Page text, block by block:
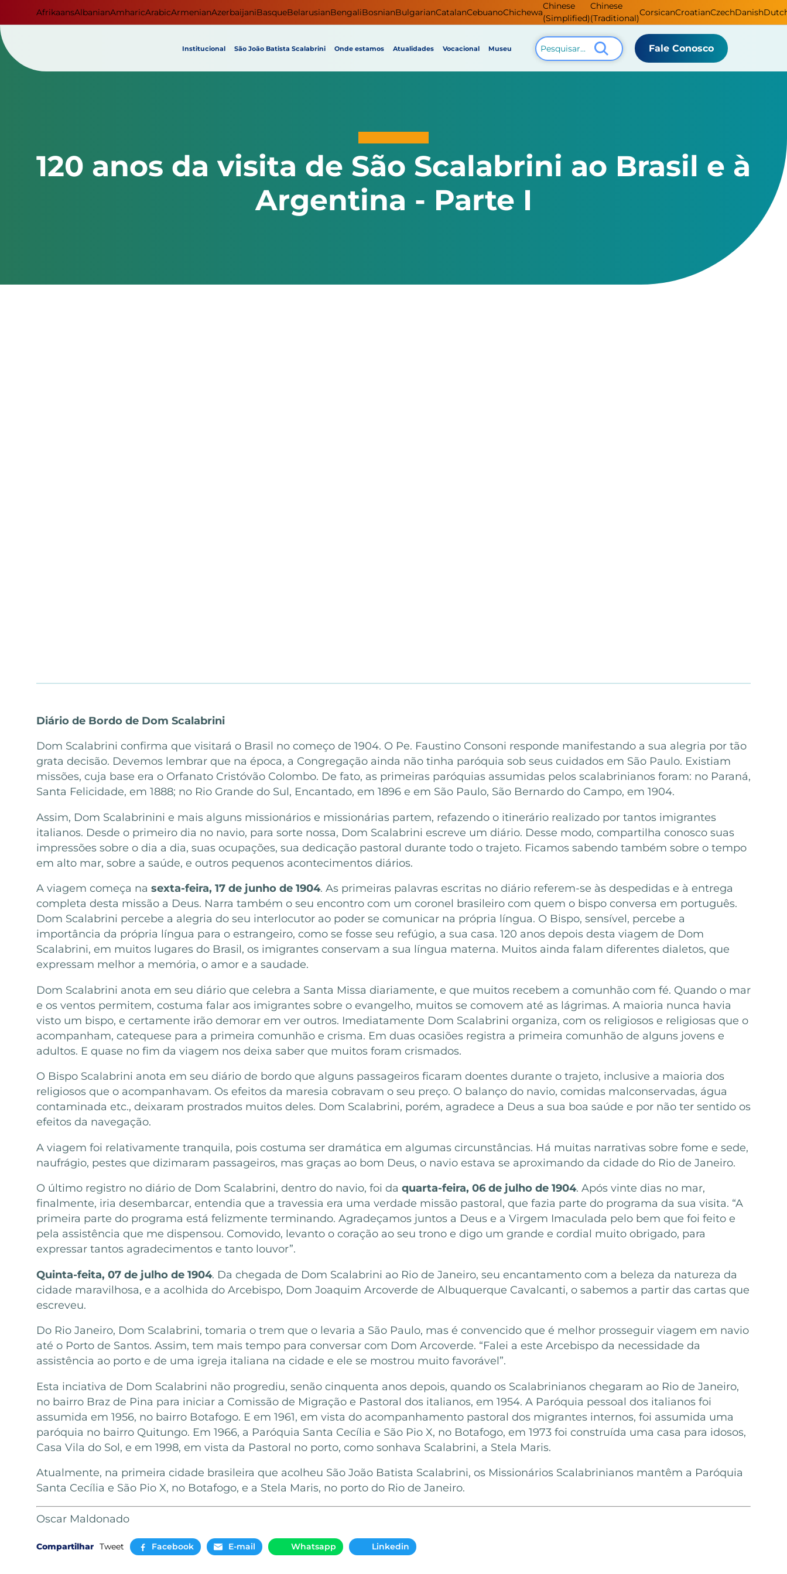
AfrikaansAlbanianAmharicArabicArmenianAzerbaijaniBasqueBelarusianBengaliBosnianBulgarianCatalanCebuanoChichewa
Chinese
(Simplified)
Chinese
(Traditional)
CorsicanCroatianCzechDanish
Institucional São João Batista Scalabrini Onde estamos Atualidades Vocacional Museu Fale Conosco
120 anos da visita de São Scalabrini ao Brasil e à
Argentina - Parte I
Diário de Bordo de Dom Scalabrini
Dom Scalabrini confirma que visitará o Brasil no começo de 1904. O Pe. Faustino Consoni responde manifestando a sua alegria por tão
grata decisão. Devemos lembrar que na época, a Congregação ainda não tinha paróquia sob seus cuidados em São Paulo. Existiam
missões, cuja base era o Orfanato Cristóvão Colombo. De fato, as primeiras paróquias assumidas pelos scalabrinianos foram: no Paraná,
Santa Felicidade, em 1888; no Rio Grande do Sul, Encantado, em 1896 e em São Paulo, São Bernardo do Campo, em 1904.
Assim, Dom Scalabrinini e mais alguns missionários e missionárias partem, refazendo o itinerário realizado por tantos imigrantes
italianos. Desde o primeiro dia no navio, para sorte nossa, Dom Scalabrini escreve um diário. Desse modo, compartilha conosco suas
impressões sobre o dia a dia, suas ocupações, sua dedicação pastoral durante todo o trajeto. Ficamos sabendo também sobre o tempo
em alto mar, sobre a saúde, e outros pequenos acontecimentos diários.
A viagem começa na sexta-feira, 17 de junho de 1904. As primeiras palavras escritas no diário referem-se às despedidas e à entrega
completa desta missão a Deus. Narra também o seu encontro com um coronel brasileiro com quem o bispo conversa em português.
Dom Scalabrini percebe a alegria do seu interlocutor ao poder se comunicar na própria língua. O Bispo, sensível, percebe a
importância da própria língua para o estrangeiro, como se fosse seu refúgio, a sua casa. 120 anos depois desta viagem de Dom
Scalabrini, em muitos lugares do Brasil, os imigrantes conservam a sua língua materna. Muitos ainda falam diferentes dialetos, que
expressam melhor a memória, o amor e a saudade.
Dom Scalabrini anota em seu diário que celebra a Santa Missa diariamente, e que muitos recebem a comunhão com fé. Quando o mar
e os ventos permitem, costuma falar aos imigrantes sobre o evangelho, muitos se comovem até as lágrimas. A maioria nunca havia
visto um bispo, e certamente irão demorar em ver outros. Imediatamente Dom Scalabrini organiza, com os religiosos e religiosas que o
acompanham, catequese para a primeira comunhão e crisma. Em duas ocasiões registra a primeira comunhão de alguns jovens e
adultos. E quase no fim da viagem nos deixa saber que muitos foram crismados.
O Bispo Scalabrini anota em seu diário de bordo que alguns passageiros ficaram doentes durante o trajeto, inclusive a maioria dos
religiosos que o acompanhavam. Os efeitos da maresia cobravam o seu preço. O balanço do navio, comidas malconservadas, água
contaminada etc., deixaram prostrados muitos deles. Dom Scalabrini, porém, agradece a Deus a sua boa saúde e por não ter sentido os
efeitos da navegação.
A viagem foi relativamente tranquila, pois costuma ser dramática em algumas circunstâncias. Há muitas narrativas sobre fome e sede,
naufrágio, pestes que dizimaram passageiros, mas graças ao bom Deus, o navio estava se aproximando da cidade do Rio de Janeiro.
O último registro no diário de Dom Scalabrini, dentro do navio, foi da quarta-feira, 06 de julho de 1904. Após vinte dias no mar,
finalmente, iria desembarcar, entendia que a travessia era uma verdade missão pastoral, que fazia parte do programa da sua visita. “A
primeira parte do programa está felizmente terminando. Agradeçamos juntos a Deus e a Virgem Imaculada pelo bem que foi feito e
pela assistência que me dispensou. Comovido, levanto o coração ao seu trono e digo um grande e cordial muito obrigado, para
expressar tantos agradecimentos e tanto louvor”.
Quinta-feita, 07 de julho de 1904. Da chegada de Dom Scalabrini ao Rio de Janeiro, seu encantamento com a beleza da natureza da
cidade maravilhosa, e a acolhida do Arcebispo, Dom Joaquim Arcoverde de Albuquerque Cavalcanti, o sabemos a partir das cartas que
escreveu.
Do Rio Janeiro, Dom Scalabrini, tomaria o trem que o levaria a São Paulo, mas é convencido que é melhor prosseguir viagem em navio
até o Porto de Santos. Assim, tem mais tempo para conversar com Dom Arcoverde. “Falei a este Arcebispo da necessidade da
assistência ao porto e de uma igreja italiana na cidade e ele se mostrou muito favorável”.
Esta inciativa de Dom Scalabrini não progrediu, senão cinquenta anos depois, quando os Scalabrinianos chegaram ao Rio de Janeiro,
no bairro Braz de Pina para iniciar a Comissão de Migração e Pastoral dos italianos, em 1954. A Paróquia pessoal dos italianos foi
assumida em 1956, no bairro Botafogo. E em 1961, em vista do acompanhamento pastoral dos migrantes internos, foi assumida uma
paróquia no bairro Quitungo. Em 1966, a Paróquia Santa Cecília e São Pio X, no Botafogo, em 1973 foi construída uma casa para idosos,
Casa Vila do Sol, e em 1998, em vista da Pastoral no porto, como sonhava Scalabrini, a Stela Maris.
Atualmente, na primeira cidade brasileira que acolheu São João Batista Scalabrini, os Missionários Scalabrinianos mantêm a Paróquia
Santa Cecília e São Pio X, no Botafogo, e a Stela Maris, no porto do Rio de Janeiro.
Oscar Maldonado
Compartilhar Tweet Facebook E-mail Whatsapp Linkedin